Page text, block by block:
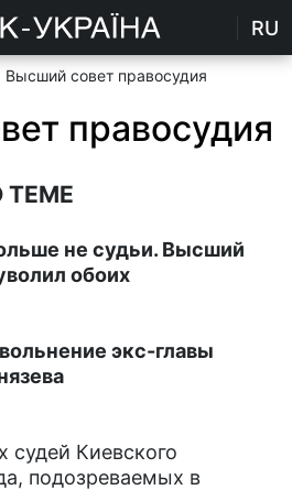
RU
Высший совет правосудия
правосудия
ТЕМЕ
не судьи. Высший
обоих
экс-главы
судей Киевского
подозреваемых в